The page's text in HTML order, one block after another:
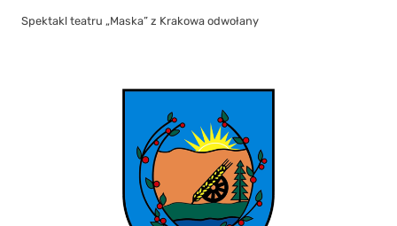
Spektakl teatru „Maska” z Krakowa odwołany